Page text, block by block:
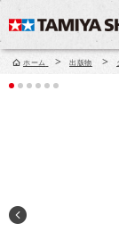
ホーム > 出版物 >